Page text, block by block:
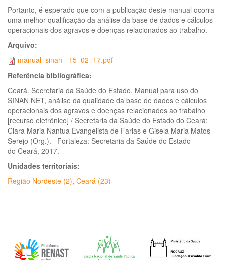
Portanto, é esperado que com a publicação deste manual ocorra
uma melhor qualificação da análise da base de dados e cálculos
operacionais dos agravos e doenças relacionados ao trabalho.
Arquivo:
manual_sinan_-15_02_17.pdf
Referência bibliográfica:
Ceará. Secretaria da Saúde do Estado. Manual para uso do
SINAN NET, análise da qualidade da base de dados e cálculos
operacionais dos agravos e doenças relacionados ao trabalho
[recurso eletrônico] / Secretaria da Saúde do Estado do Ceará;
Clara Maria Nantua Evangelista de Farias e Gisela Maria Matos
Serejo (Org.). –Fortaleza: Secretaria da Saúde do Estado
do Ceará, 2017.
Unidades territoriais:
Região Nordeste (2), Ceará (23)